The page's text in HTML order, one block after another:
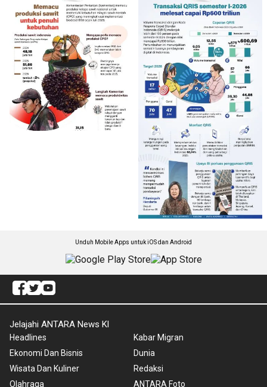
Unduh Mobile Apps untuk iOS dan Android
Jelajahi ANTARA News Kl
Headlines
Ekonomi Dan Bisnis
Wisata Dan Kuliner
Olahraga
Kabar Migran
Dunia
Redaksi
ANTARA Foto